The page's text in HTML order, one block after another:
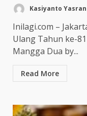
Kasiyanto Yasran
Inilagi.com –
Ulang Tahun ke-
Mangga Dua by...
Read More